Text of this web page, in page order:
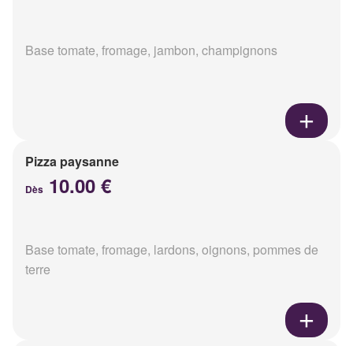
Base tomate, fromage, jambon, champignons
Pizza paysanne
Dès 10.00 €
Base tomate, fromage, lardons, oignons, pommes de
terre